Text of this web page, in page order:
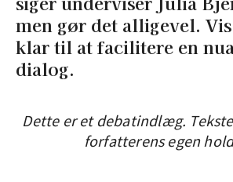
men gør det alligevel.
klar til at facilitere en
dialog.
Dette er et debatindlæg.
forfatterens egen